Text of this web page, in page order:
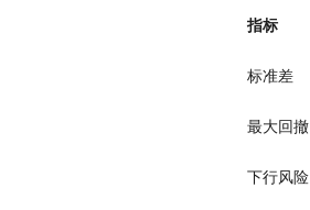
指标
标准差
最大回撤
下行风险